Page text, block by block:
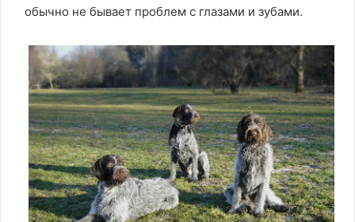
обычно не бывает проблем с глазами и зубами.